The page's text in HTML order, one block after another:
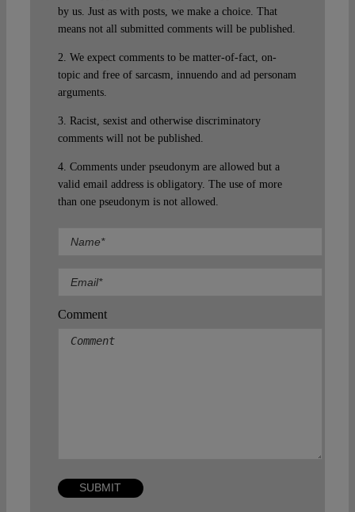
by us. Just as with posts, we make a choice. That
means not all submitted comments will be published.
2. We expect comments to be matter-of-fact, on-
topic and free of sarcasm, innuendo and ad personam
arguments.
3. Racist, sexist and otherwise discriminatory
comments will not be published.
4. Comments under pseudonym are allowed but a
valid email address is obligatory. The use of more
than one pseudonym is not allowed.
Comment